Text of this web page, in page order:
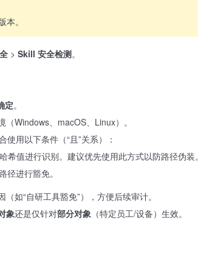
本。
> Skill 安全检测。
定。
Windows、macOS、Linux）。
使用以下条件（“且”关系）：
希值进行识别。建议优先使用此方式以防路径伪装
径进行豁免。
如“自研工具豁免”），方便后续审计。
象还是仅针对部分对象 （特定员工/设备）生效。